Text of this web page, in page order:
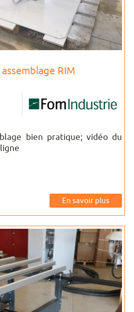
RIM
bien pratique; vidéo du
En savoir plus